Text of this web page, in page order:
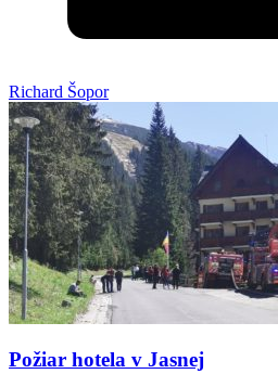
Richard Šopor
Požiar hotela v Jasnej